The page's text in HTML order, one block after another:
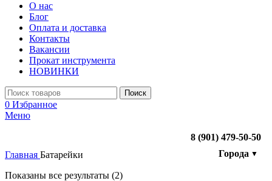
О нас
Блог
Оплата и доставка
Контакты
Вакансии
Прокат инструмента
НОВИНКИ
Поиск
0 Избранное
Меню
8 (901) 479-50-50
Города ▼
Главная Батарейки
Показаны все результаты (2)